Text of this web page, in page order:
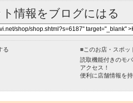
情報をブログにはる
る ■ このお店・スポ
読取機能付きのモ
アクセス！
便利に店舗情報を